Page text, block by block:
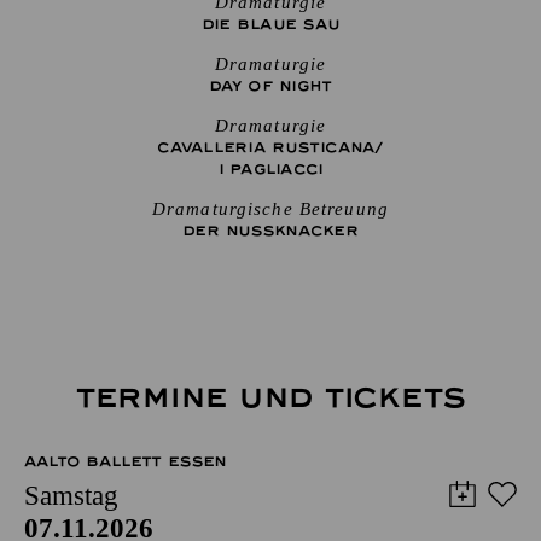
DIE BLAUE SAU
Dramaturgie
DAY OF NIGHT
Dramaturgie
CAVALLERIA RUSTICANA/
I PAGLIACCI
Dramaturgische Betreuung
DER NUSSKNACKER
TERMINE UND TICKETS
AALTO BALLETT ESSEN
Samstag
07.11.2026